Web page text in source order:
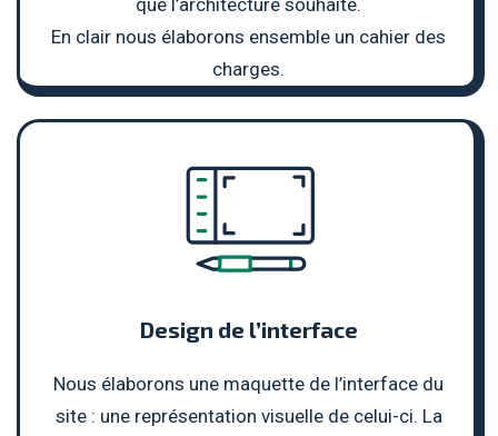
que l’architecture souhaité.
En clair nous élaborons ensemble un cahier des
charges.
Design de l’interface
Nous élaborons une maquette de l’interface du
site : une représentation visuelle de celui-ci. La